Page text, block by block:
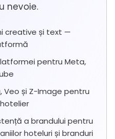
nevoie.
creative și text —
pentru Meta,
Veo și Z-Image pentru
a brandului pentru
hoteluri și branduri